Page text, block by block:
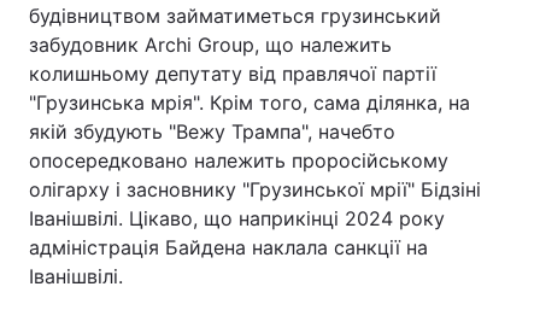
будівництвом займатиметься грузинський
забудовник Archi Group, що належить
колишньому депутату від правлячої партії
"Грузинська мрія". Крім того, сама ділянка, на
якій збудують "Вежу Трампа", начебто
опосередковано належить проросійському
олігарху і засновнику "Грузинської мрії" Бідзіні
Іванішвілі. Цікаво, що наприкінці 2024 року
адміністрація Байдена наклала санкції на
Іванішвілі.